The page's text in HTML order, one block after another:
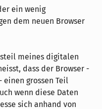
ein wenig
dem neuen Browser
meines digitalen
dass der Browser -
grossen Teil
wenn diese Daten
sich anhand von